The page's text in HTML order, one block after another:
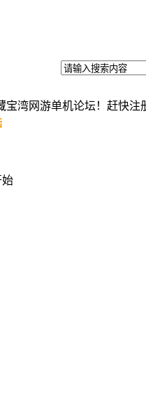
宝湾网游单机论坛！赶快注
始